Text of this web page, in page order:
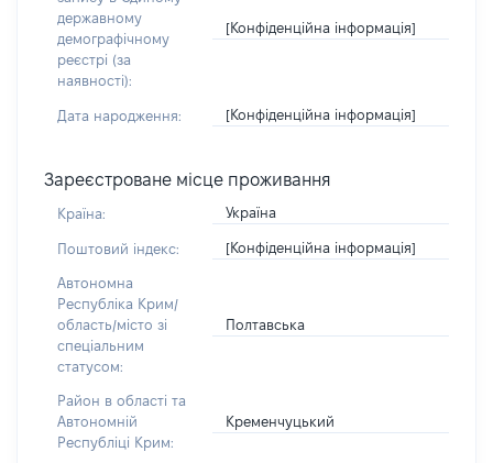
державному
демографічному
реєстрі (за
наявності):
[Конфіденційна інформація]
Дата народження: [Конфіденційна інформація]
Зареєстроване місце проживання
Країна: Україна
Поштовий індекс: [Конфіденційна інформація]
Автономна
Республіка Крим/
область/місто зі
спеціальним
статусом:
Полтавська
Район в області та
Автономній
Республіці Крим:
Кременчуцький